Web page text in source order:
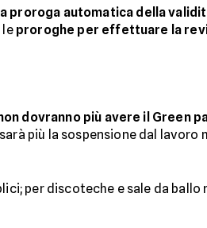
proroga automatica della
le proroghe per effettuare la
dovranno più avere il Green
più la sospensione dal
per discoteche e sale da